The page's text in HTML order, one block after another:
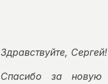
Здравствуйте, Сергей!
Спасибо за